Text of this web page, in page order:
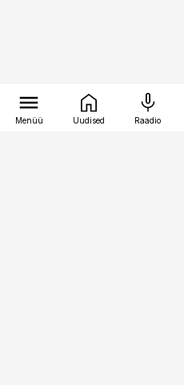
Menüü Uudised Raadio